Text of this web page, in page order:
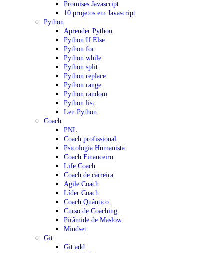
Promises Javascript
10 projetos em Javascript
Python
Aprender Python
Python If Else
Python for
Python while
Python split
Python replace
Python range
Python random
Python list
Len Python
Coach
PNL
Coach profissional
Psicologia Humanista
Coach Financeiro
Life Coach
Coach de carreira
Agile Coach
Líder Coach
Coach Quântico
Curso de Coaching
Pirâmide de Maslow
Mindset
Git
Git add